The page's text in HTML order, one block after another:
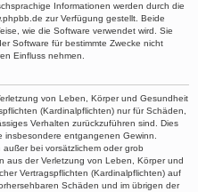
Informationen werden durch die
zur Verfügung gestellt. Beide
wie die Software verwendet wird. Sie
Software für bestimmte Zwecke nicht
Einfluss nehmen.
von Leben, Körper und Gesundheit
(Kardinalpflichten) nur für Schäden,
Verhalten zurückzuführen sind. Dies
insbesondere entgangenen Gewinn.
bei vorsätzlichem oder grob
aus der Verletzung von Leben, Körper und
Vertragspflichten (Kardinalpflichten) auf
Schäden und im übrigen der